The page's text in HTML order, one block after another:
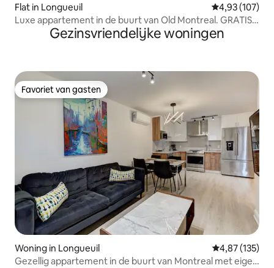
Flat in Longueuil Gemiddelde
4,93 (107)
Luxe appartement in de buurt van Old Montreal. GRATIS
parkeren.Gezinsvriendelijke woningen
Favoriet van gasten
Favoriet van gasten
Woning in Longueuil Gemiddelde
4,87 (135)
Gezellig appartement in de buurt van Montreal met eigen